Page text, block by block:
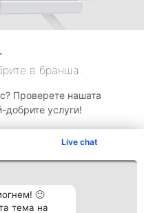
Live chat
🙂
тема на
в бранша.
Проверете нашата
добрите услуги!